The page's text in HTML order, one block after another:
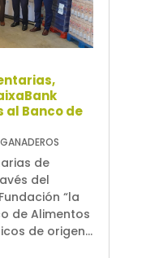
Banco de
de
del
“la
de Alimentos
de origen...